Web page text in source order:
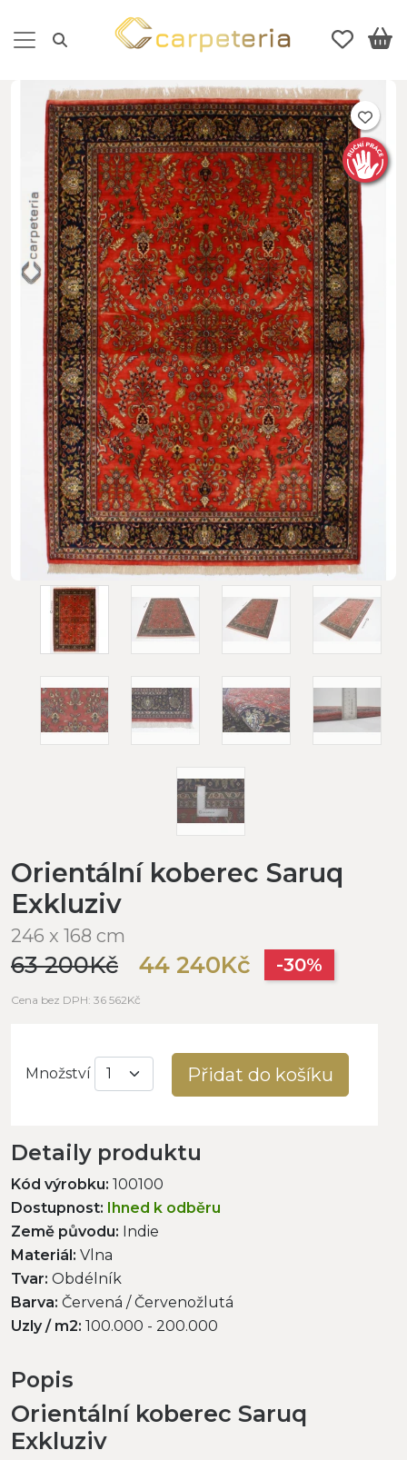
Orientální koberec Saruq
Exkluziv
246 x 168 cm
63 200Kč 44 240Kč -30%
Cena bez DPH: 36 562Kč
Množství Přidat do košíku
Detaily produktu
Kód výrobku: 100100
Dostupnost: Ihned k odběru
Země původu: Indie
Materiál: Vlna
Tvar: Obdélník
Barva: Červená / Červenožlutá
Uzly / m2: 100.000 - 200.000
Popis
Orientální koberec Saruq
Exkluziv